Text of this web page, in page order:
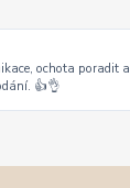
ochota poradit a
👍👌